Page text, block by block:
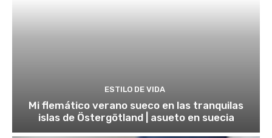
ESTILO DE VIDA
Mi flemático verano sueco en las tranquilas
islas de Östergötland | asueto en suecia